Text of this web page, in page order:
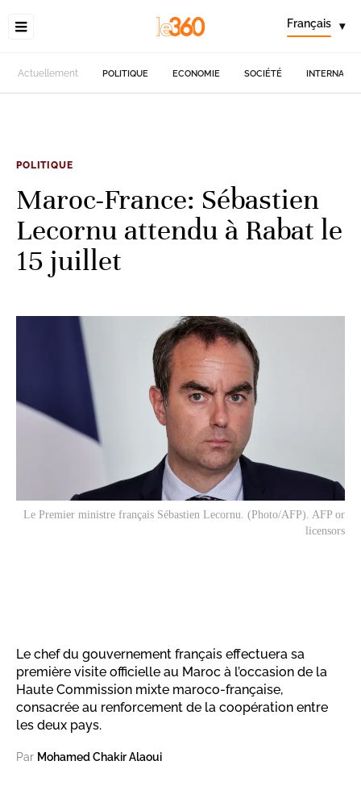
Français ▾
Actuellement POLITIQUE ECONOMIE SOCIÉTÉ
POLITIQUE
Maroc-France: Sébastien
Lecornu attendu à Rabat le
15 juillet
Le Premier ministre français Sébastien Lecornu. (Photo/AFP). AFP or
licensors
Le chef du gouvernement français effectuera sa
première visite officielle au Maroc à l’occasion de la
Haute Commission mixte maroco-française,
consacrée au renforcement de la coopération entre
les deux pays.
Par Mohamed Chakir Alaoui